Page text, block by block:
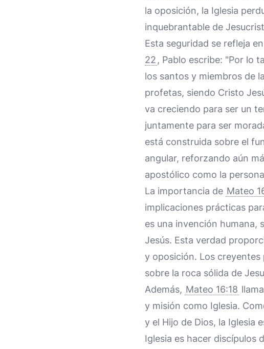
la oposición, la Iglesia
inquebrantable de
Esta seguridad se refleja
22 , Pablo escribe: "Por lo
los santos y miembros de
profetas, siendo Cristo
va creciendo para ser un
juntamente para ser
está construida sobre el
angular, reforzando aún
apostólico como la
La importancia de Mateo
implicaciones prácticas
es una invención humana,
Jesús. Esta verdad
y oposición. Los
sobre la roca sólida de
Además, Mateo 16:18
y misión como Iglesia.
y el Hijo de Dios, la Iglesia
Iglesia es hacer discípulos